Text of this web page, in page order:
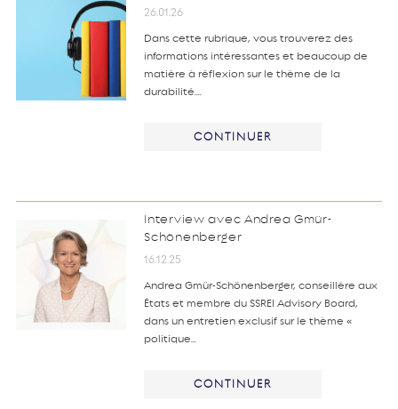
26.01.26
Dans cette rubrique, vous trouverez des
informations intéressantes et beaucoup de
matière à réflexion sur le thème de la
durabilité.…
CONTINUER
Interview avec Andrea Gmür-
Schönenberger
16.12.25
Andrea Gmür-Schönenberger, conseillère aux
États et membre du SSREI Advisory Board,
dans un entretien exclusif sur le thème «
politique…
CONTINUER